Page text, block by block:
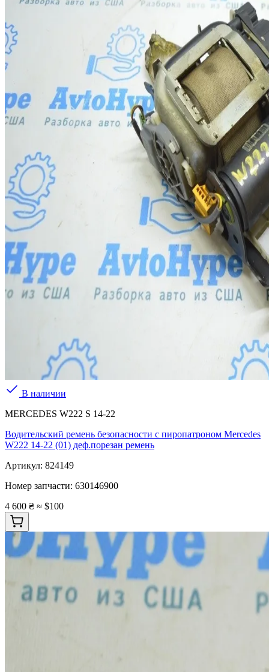
В наличии
MERCEDES W222 S 14-22
Водительский ремень безопасности с пиропатроном Mercedes
W222 14-22 (01) деф.порезан ремень
Артикул: 824149
Номер запчасти: 630146900
4 600 ₴ ≈ $100